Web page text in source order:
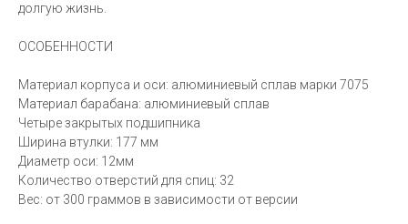
долгую жизнь.
ОСОБЕННОСТИ
Материал корпуса и оси: алюминиевый сплав марки 7075
Материал барабана: алюминиевый сплав
Четыре закрытых подшипника
Ширина втулки: 177 мм
Диаметр оси: 12мм
Количество отверстий для спиц: 32
Вес: от 300 граммов в зависимости от версии